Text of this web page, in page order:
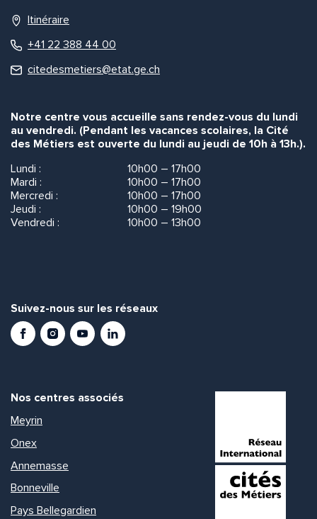
Itinéraire
+41 22 388 44 00
citedesmetiers@etat.ge.ch
Notre centre vous accueille sans rendez-vous du lundi
au vendredi. (Pendant les vacances scolaires, la Cité
des Métiers est ouverte du lundi au jeudi de 10h à 13h.).
Lundi :
10h00 – 17h00
Mardi :
10h00 – 17h00
Mercredi :
10h00 – 17h00
Jeudi :
10h00 – 19h00
Vendredi :
10h00 – 13h00
Suivez-nous sur les réseaux
FacebookInstagramYoutubeLinkedIn
Nos centres associés
Meyrin
Onex
Annemasse
Bonneville
Pays Bellegardien